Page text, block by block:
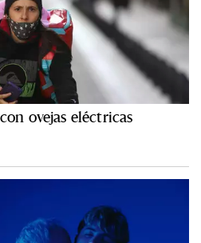
ovejas eléctricas